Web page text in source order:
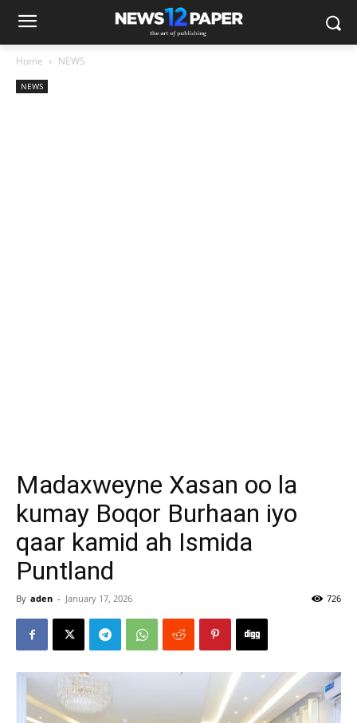
Home NEWS
NEWS
Madaxweyne Xasan oo la
kumay Boqor Burhaan iyo
qaar kamid ah Ismida
Puntland
By aden - January 17, 2026 726